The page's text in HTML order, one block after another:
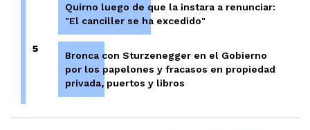
Quirno luego de que la instara a renunciar:
"El canciller se ha excedido"
5
Bronca con Sturzenegger en el Gobierno
por los papelones y fracasos en propiedad
privada, puertos y libros